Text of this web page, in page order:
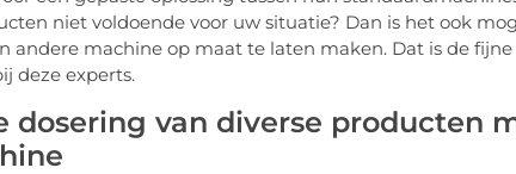
niet voldoende voor uw situatie? Dan is het ook
andere machine op maat te laten maken. Dat is de
deze experts.
dosering van diverse producten